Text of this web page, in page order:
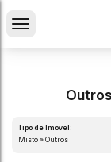
Tipo de Imóvel:
Misto » Outros